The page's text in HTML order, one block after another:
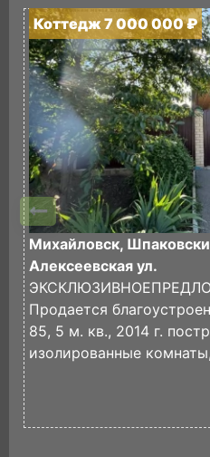
Коттедж 7 000 000 ₽
Михайловск,
Алексеевская ул.
Продается
85, 5 м. кв., 2014 г.
изолированные